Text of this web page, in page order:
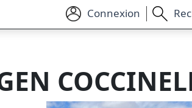
Connexion